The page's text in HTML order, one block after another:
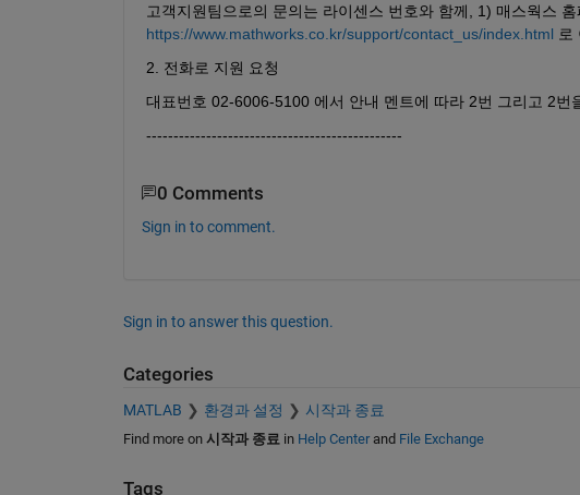
고객지원팀으로의 문의는 라이센스 번호와 함께, 1) 매스웍스
https://www.mathworks.co.kr/support/contact_us/index.html 로
2. 전화로 지원 요청
대표번호 02-6006-5100 에서 안내 멘트에 따라 2번 그리고 2번
-----------------------------------------------
0 Comments
Sign in to comment.
Sign in to answer this question.
Categories
MATLAB 환경과 설정 시작과 종료
Find more on 시작과 종료 in Help Centerand File Exchange
Tags